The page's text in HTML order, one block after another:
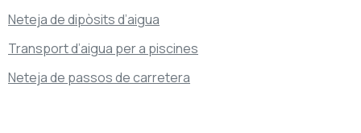
Neteja de dipòsits d’aigua
Transport d’aigua per a piscines
Neteja de passos de carretera